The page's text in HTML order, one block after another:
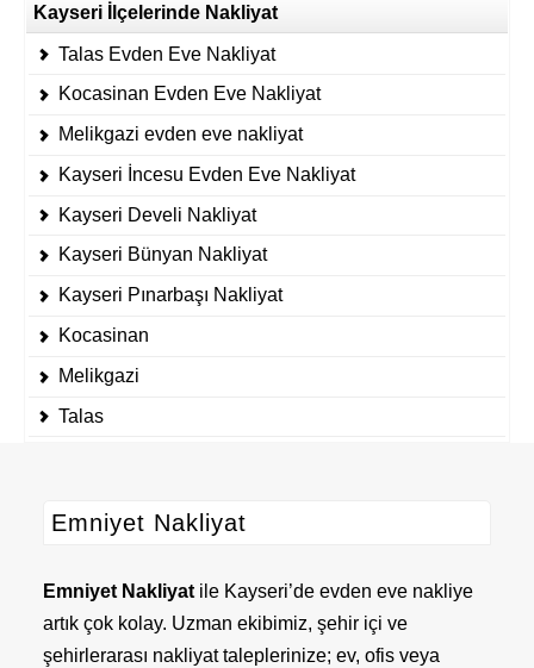
Kayseri İlçelerinde Nakliyat
Talas Evden Eve Nakliyat
Kocasinan Evden Eve Nakliyat
Melikgazi evden eve nakliyat
Kayseri İncesu Evden Eve Nakliyat
Kayseri Develi Nakliyat
Kayseri Bünyan Nakliyat
Kayseri Pınarbaşı Nakliyat
Kocasinan
Melikgazi
Talas
Emniyet Nakliyat
Emniyet Nakliyat ile Kayseri’de evden eve nakliye
artık çok kolay. Uzman ekibimiz, şehir içi ve
şehirlerarası nakliyat taleplerinize; ev, ofis veya